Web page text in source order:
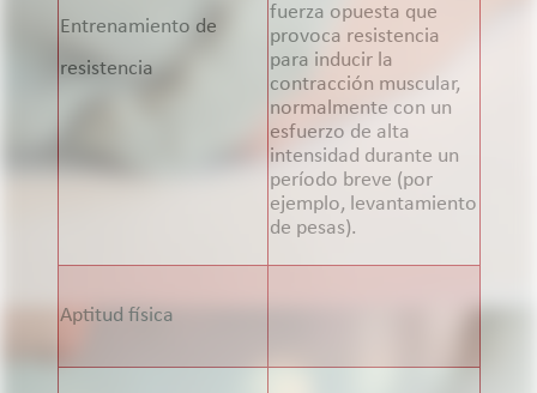
Entrenamiento de
resistencia
fuerza opuesta que
provoca resistencia
para inducir la
contracción muscular,
normalmente con un
esfuerzo de alta
intensidad durante un
período breve (por
ejemplo, levantamiento
de pesas).
Aptitud física